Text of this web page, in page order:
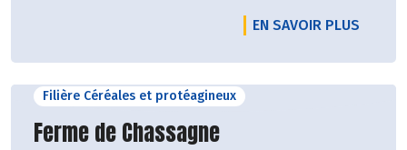
EN SAVOIR PLUS
Filière Céréales et protéagineux
Découvrir le producteur
Ferme de Chassagne